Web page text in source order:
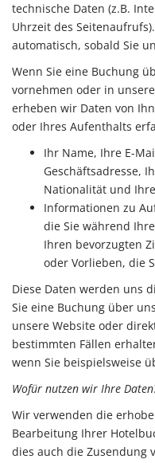
technische Daten (z.B.
Uhrzeit des
automatisch, sobald Sie
Wenn Sie eine Buchung
vornehmen oder in
erheben wir Daten von
oder Ihres Aufenthalts
Ihr Name, Ihre E-
Geschäftsadresse,
Nationalität und
Informationen zu
die Sie während
Ihren bevorzugten
oder Vorlieben, die
Diese Daten werden uns
Sie eine Buchung über
unsere Website oder
bestimmten Fällen
wenn Sie beispielsweise
Wofür nutzen wir Ihre
Wir verwenden die
Bearbeitung Ihrer
dies auch die Zusendung